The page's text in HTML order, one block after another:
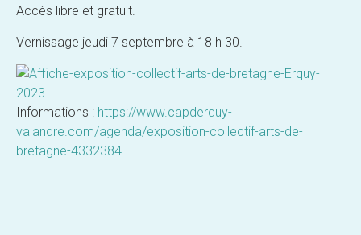
Accès libre et gratuit.
Vernissage jeudi 7 septembre à 18 h 30.
Informations : https://www.capderquy-
valandre.com/agenda/exposition-collectif-arts-de-
bretagne-4332384